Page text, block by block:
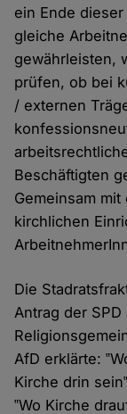
ein Ende
gleiche
gewährleisten,
prüfen, ob bei
/ externen
Beschäftigten
Gemeinsam
kirchlichen
Die
Antrag der
AfD erklärte:
Kirche drin
‟Wo Kirche